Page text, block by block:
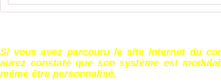
Si vous avez parcouru le site internet du
aurez constaté que son système est
même être personnalisé.